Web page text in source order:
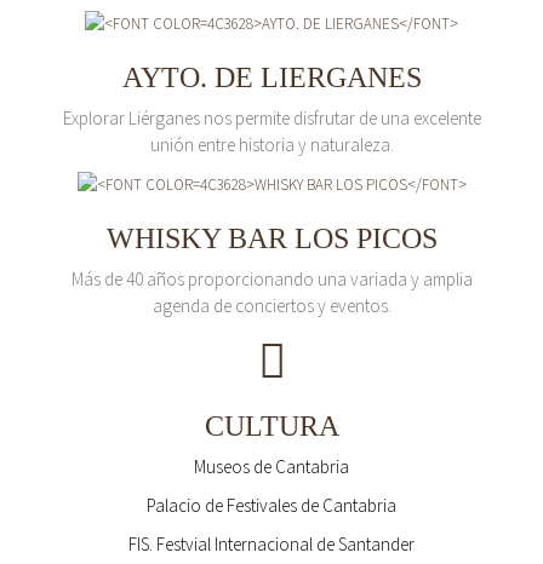
AYTO. DE LIERGANES
Explorar Liérganes nos permite disfrutar de una excelente
unión entre historia y naturaleza.
WHISKY BAR LOS PICOS
Más de 40 años proporcionando una variada y amplia
agenda de conciertos y eventos.
CULTURA
Museos de Cantabria
Palacio de Festivales de Cantabria
FIS. Festvial Internacional de Santander